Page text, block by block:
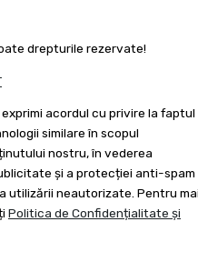
drepturile rezervate!
acordul cu privire la faptul
similare în scopul
nostru, în vederea
și a protecției anti-spam
utilizării neautorizate. Pentru
Politica de Confidențialitate și